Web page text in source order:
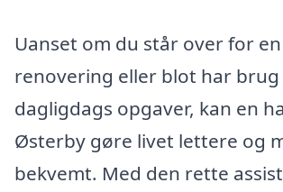
Uanset om du står over for
renovering eller blot har
dagligdags opgaver, kan en
Østerby gøre livet lettere og
bekvemt. Med den rette